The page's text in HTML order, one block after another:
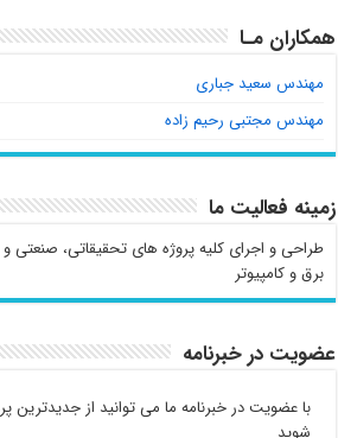
همکاران مـا
مهندس سعید جباری
مهندس مجتبی رحیم زاده
زمینه فعالیت ما
طراحی و اجرای کلیه پروژه های تحقیقاتی، صنعتی و
برق و کامپیوتر
عضویت در خبرنامه
با عضویت در خبرنامه ما می توانید از جدیدترین
شوید